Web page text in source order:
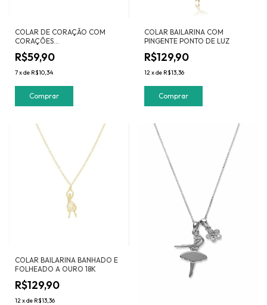
COLAR DE CORAÇÃO COM
CORAÇÕES
R$59,90
7xde R$10,34
COLAR BAILARINA COM
PINGENTE PONTO DE LUZ
R$129,90
12xde R$13,36
COLAR BAILARINA BANHADO E
FOLHEADO A OURO 18K
R$129,90
12 xde R$13,36